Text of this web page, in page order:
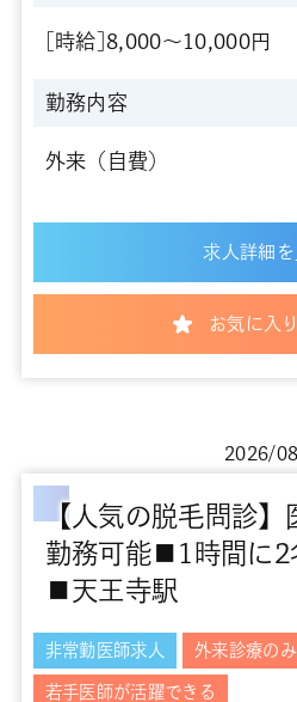
[時給]8,000～10,000円
勤務内容
外来（自費）
求人詳細を
お気に入
【人気の脱毛問診】
勤務可能■1時間に2
■天王寺駅
2026/
非常勤医師求人 外来診療のみ
若手医師が活躍できる